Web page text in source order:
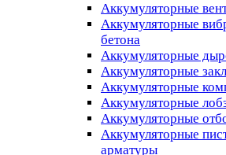
Аккумуляторные
Аккумуляторные
бетона
Аккумуляторные
Аккумуляторные
Аккумуляторные
Аккумуляторные
Аккумуляторные
Аккумуляторные
арматуры